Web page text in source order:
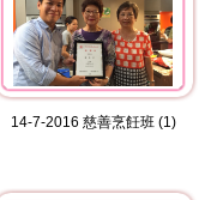
14-7-2016 慈善烹飪班 (1)